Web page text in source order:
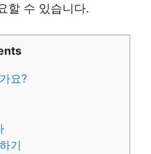
할 수 있습니다.
요?
기